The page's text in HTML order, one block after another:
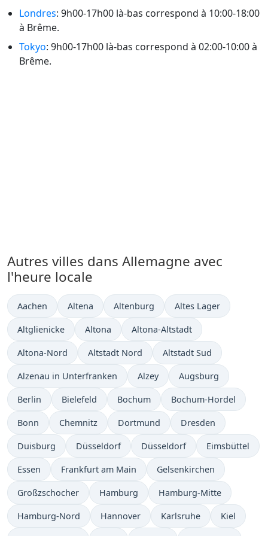
Londres: 9h00-17h00 là-bas correspond à 10:00-18:00
à Brême.
Tokyo: 9h00-17h00 là-bas correspond à 02:00-10:00 à
Brême.
Autres villes dans Allemagne avec
l'heure locale
Heure actuelle à
Aachen Heure actuelle à
Altena Heure actuelle à
Altenburg Heure actuelle à
Altes Lager
Heure actuelle à
Altglienicke Heure actuelle à
Altona Heure actuelle à
Altona-Altstadt
Heure actuelle à
Altona-Nord Heure actuelle à
Altstadt Nord Heure actuelle à
Altstadt Sud
Heure actuelle à
Alzenau in Unterfranken Heure actuelle à
Alzey Heure actuelle à
Augsburg
Heure actuelle à
Berlin Heure actuelle à
Bielefeld Heure actuelle à
Bochum Heure actuelle à
Bochum-Hordel
Heure actuelle à
Bonn Heure actuelle à
Chemnitz Heure actuelle à
Dortmund Heure actuelle à
Dresden
Heure actuelle à
Duisburg Heure actuelle à
Düsseldorf Heure actuelle à
Düsseldorf Heure actuelle
Eimsbüttel
Heure actuelle à
Essen Heure actuelle à
Frankfurt am Main Heure actuelle à
Gelsenkirchen
Heure actuelle à
Großzschocher Heure actuelle à
Hamburg Heure actuelle à
Hamburg-Mitte
Heure actuelle à
Hamburg-Nord Heure actuelle à
Hannover Heure actuelle à
Karlsruhe Heure
Kiel